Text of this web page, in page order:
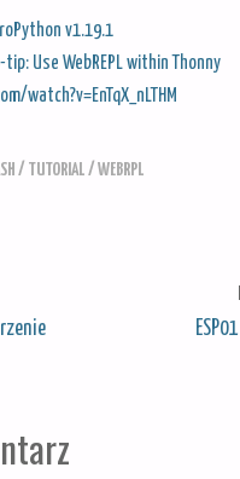
v1.19.1
Use WebREPL within Thonny
watch?v=EnTqX_nLTHM
/ TUTORIAL /WEBRPL